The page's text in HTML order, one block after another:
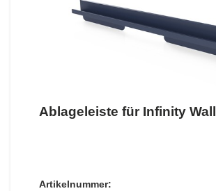
Ablageleiste für Infinity Wall
Artikelnummer: